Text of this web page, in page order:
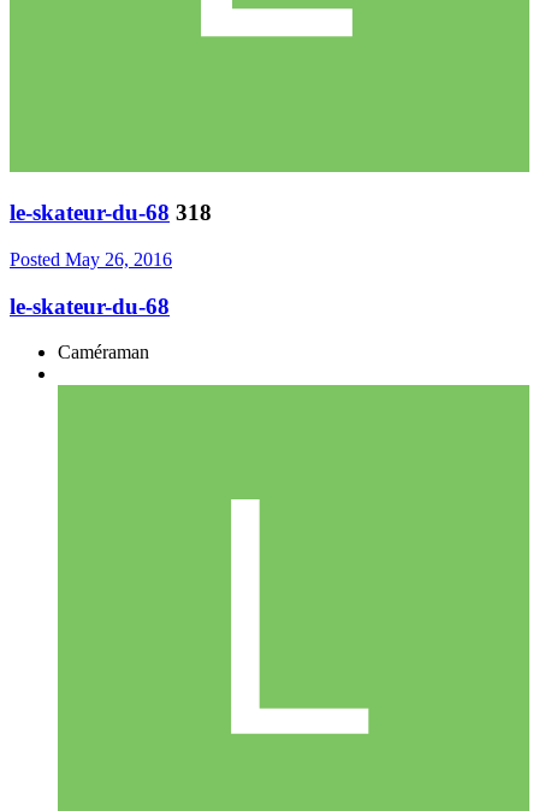
le-skateur-du-68 318
Posted May 26, 2016
le-skateur-du-68
Caméraman